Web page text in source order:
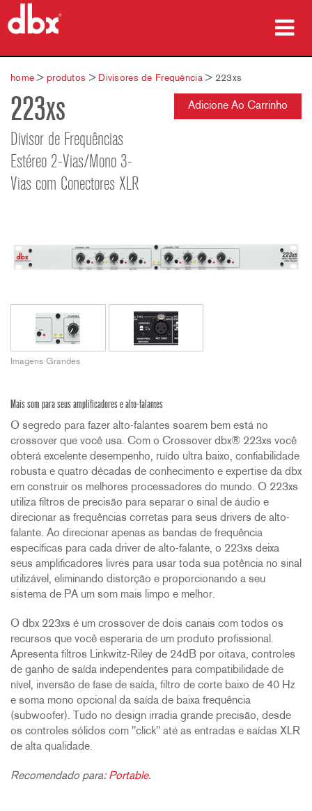
produtos
Case Studies
onde comprar
treinamento
Idioma/Região
home >produtos > Divisores de Frequência> 223xs
223xs
Divisor de Frequências
Estéreo 2-Vias/Mono 3-
Vias com Conectores XLR
Adicione Ao Carrinho
Imagens Grandes
Mais som para seus amplificadores e alto-falantes
O segredo para fazer alto-falantes soarem bem está no
crossover que você usa. Com o Crossover dbx® 223xs você
obterá excelente desempenho, ruído ultra baixo, confiabilidade
robusta e quatro décadas de conhecimento e expertise da dbx
em construir os melhores processadores do mundo. O 223xs
utiliza filtros de precisão para separar o sinal de áudio e
direcionar as frequências corretas para seus drivers de alto-
falante. Ao direcionar apenas as bandas de frequência
específicas para cada driver de alto-falante, o 223xs deixa
seus amplificadores livres para usar toda sua potência no sinal
utilizável, eliminando distorção e proporcionando a seu
sistema de PA um som mais limpo e melhor.
O dbx 223xs é um crossover de dois canais com todos os
recursos que você esperaria de um produto profissional.
Apresenta filtros Linkwitz-Riley de 24dB por oitava, controles
de ganho de saída independentes para compatibilidade de
nível, inversão de fase de saída, filtro de corte baixo de 40 Hz
e soma mono opcional da saída de baixa frequência
(subwoofer). Tudo no design irradia grande precisão, desde
os controles sólidos com "click" até as entradas e saídas XLR
de alta qualidade.
Recomendado para: Portable.